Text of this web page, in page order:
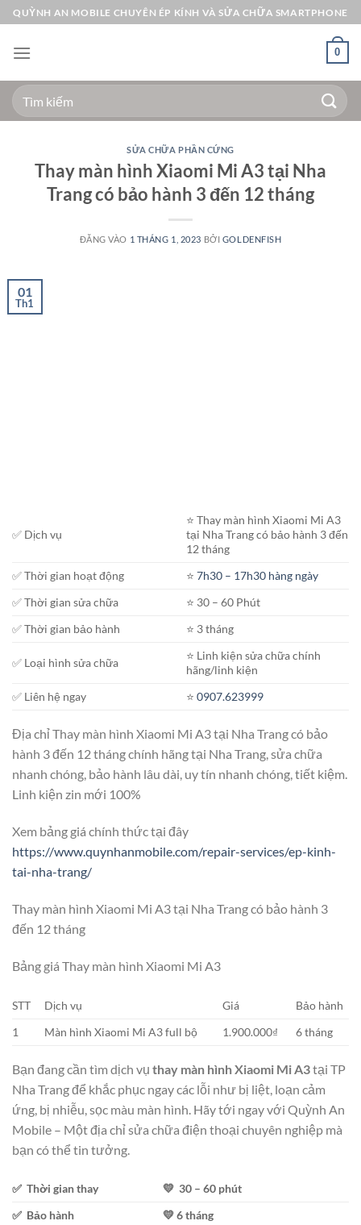
Bỏ
qua
nội
QUỲNH AN MOBILE CHUYÊN ÉP KÍNH VÀ SỬA CHỮA SMARTPHONE
0
Tìm
kiếm:
SỬA CHỮA PHẦN CỨNG
Thay màn hình Xiaomi Mi A3 tại Nha
Trang có bảo hành 3 đến 12 tháng
ĐĂNG VÀO 1 THÁNG 1, 2023 BỞI GOLDENFISH
01
Th1
✅ Dịch vụ
⭐️ Thay màn hình Xiaomi Mi A3
tại Nha Trang có bảo hành 3 đến
12 tháng
✅ Thời gian hoạt động
⭐️7h30 – 17h30 hàng ngày
✅ Thời gian sửa chữa
⭐️ 30 – 60 Phút
✅ Thời gian bảo hành
⭐️ 3 tháng
✅ Loại hình sửa chữa
⭐️ Linh kiện sửa chữa chính
hãng/linh kiện
✅ Liên hệ ngay
⭐️0907.623999
Địa chỉ Thay màn hình Xiaomi Mi A3 tại Nha Trang có bảo
hành 3 đến 12 tháng chính hãng tại Nha Trang, sửa chữa
nhanh chóng, bảo hành lâu dài, uy tín nhanh chóng, tiết kiệm.
Linh kiện zin mới 100%
Xem bảng giá chính thức tại đây
https://www.quynhanmobile.com/repair-services/ep-kinh-
tai-nha-trang/
Thay màn hình Xiaomi Mi A3 tại Nha Trang có bảo hành 3
đến 12 tháng
Bảng giá Thay màn hình Xiaomi Mi A3
STT Dịch vụ Giá
Bảo hành
1
Màn hình Xiaomi Mi A3 full bộ 1.900.000₫ 6 tháng
Bạn đang cần tìm dịch vụ thay màn hình Xiaomi Mi A3tại TP
Nha Trang để khắc phục ngay các lỗi như bị liệt, loạn cảm
ứng, bị nhiễu, sọc màu màn hình. Hãy tới ngay với Quỳnh An
Mobile – Một địa chỉ sửa chữa điện thoại chuyên nghiệp mà
bạn có thể tin tưởng.
✅ Thời gian thay
💛 30 – 60 phút
✅ Bảo hành
💛 6 tháng